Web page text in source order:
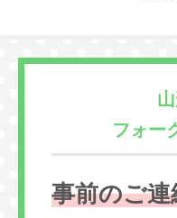
フォー
事前のご